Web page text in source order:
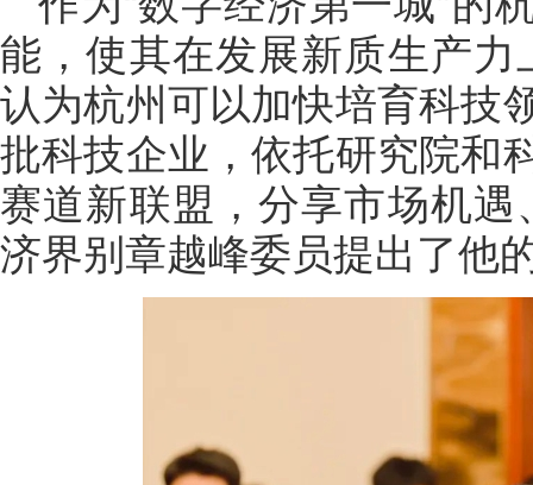
能，使其在发展新质生产力
认为杭州可以加快培育科技
批科技企业，依托研究院和
赛道新联盟，分享市场机
济界别章越峰委员提出了他